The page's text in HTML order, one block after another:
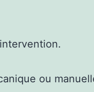
ou